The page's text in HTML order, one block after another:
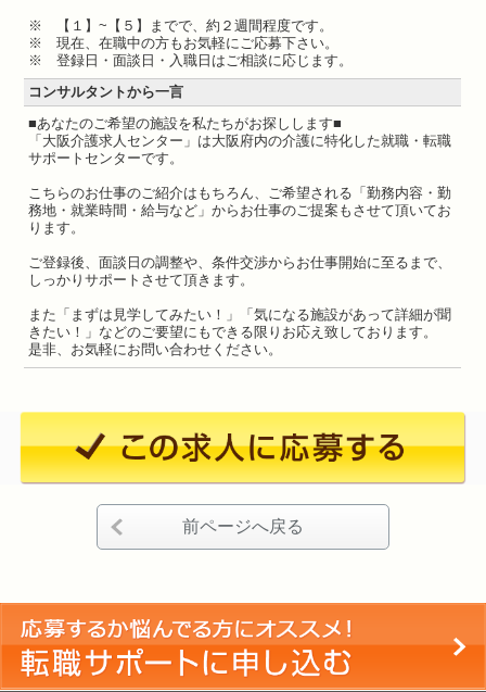
※ 【１】~【５】までで、約２週間程度です。
※ 現在、在職中の方もお気軽にご応募下さい。
※ 登録日・面談日・入職日はご相談に応じます。
コンサルタントから一言
■あなたのご希望の施設を私たちがお探しします■
「大阪介護求人センター」は大阪府内の介護に特化した就職・転職
サポートセンターです。
こちらのお仕事のご紹介はもちろん、ご希望される「勤務内容・勤
務地・就業時間・給与など」からお仕事のご提案もさせて頂いてお
ります。
ご登録後、面談日の調整や、条件交渉からお仕事開始に至るまで、
しっかりサポートさせて頂きます。
また「まずは見学してみたい！」「気になる施設があって詳細が聞
きたい！」などのご要望にもできる限りお応え致しております。
是非、お気軽にお問い合わせください。
前ページへ戻る